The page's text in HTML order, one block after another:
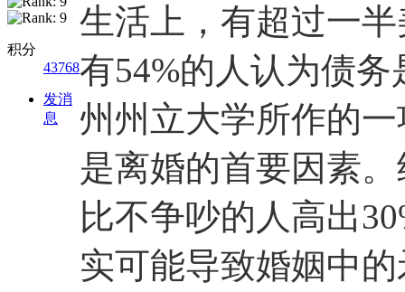
积分
43768
发消
息
生活上，有超过一
有54%的人认为债
州州立大学所作的
是离婚的首要因素
比不争吵的人高出
实可能导致婚姻中